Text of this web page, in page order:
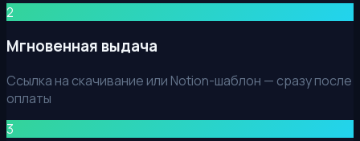
2
Мгновенная выдача
Ссылка на скачивание или Notion-шаблон — сразу после
оплаты
3